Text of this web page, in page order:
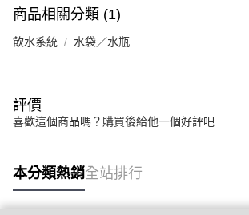
商品相關分類 (1)
飲水系統 水袋／水瓶
評價
喜歡這個商品嗎？購買後給他一個好評吧
本分類熱銷全站排行